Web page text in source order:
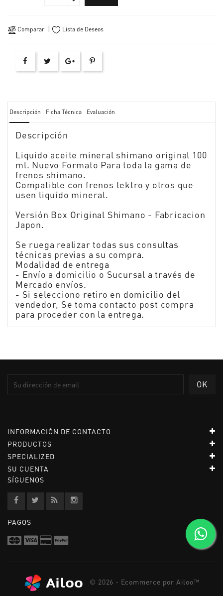
Comparar Lista de Deseos
Descripción Ficha Técnica Evaluación
Descripción
Liquido aceite mineral shimano original 100
ml. Nuevo Formato Para toda la gama de
frenos shimano.
Compatible con frenos tektro y otros que
usen liquido mineral.
Versión Box Original Shimano - Fabricacion
Japon.
Se ruega realizar todas sus consultas
técnicas previas a su compra.
Modalidad de entrega
- Envío a domicilio o Sucursal a través de
Mercado envíos.
- Si selecciono retiro en domicilio del
vendedor, Se toma contacto post compra
para proceder con la entrega.
INFORMACIÓN DE CONTACTO
PRODUCTOS
SPECIALIZED
SU CUENTA
SÍGUENOS
PAGOS
© 2026 - Ecommerce por Ailoo™